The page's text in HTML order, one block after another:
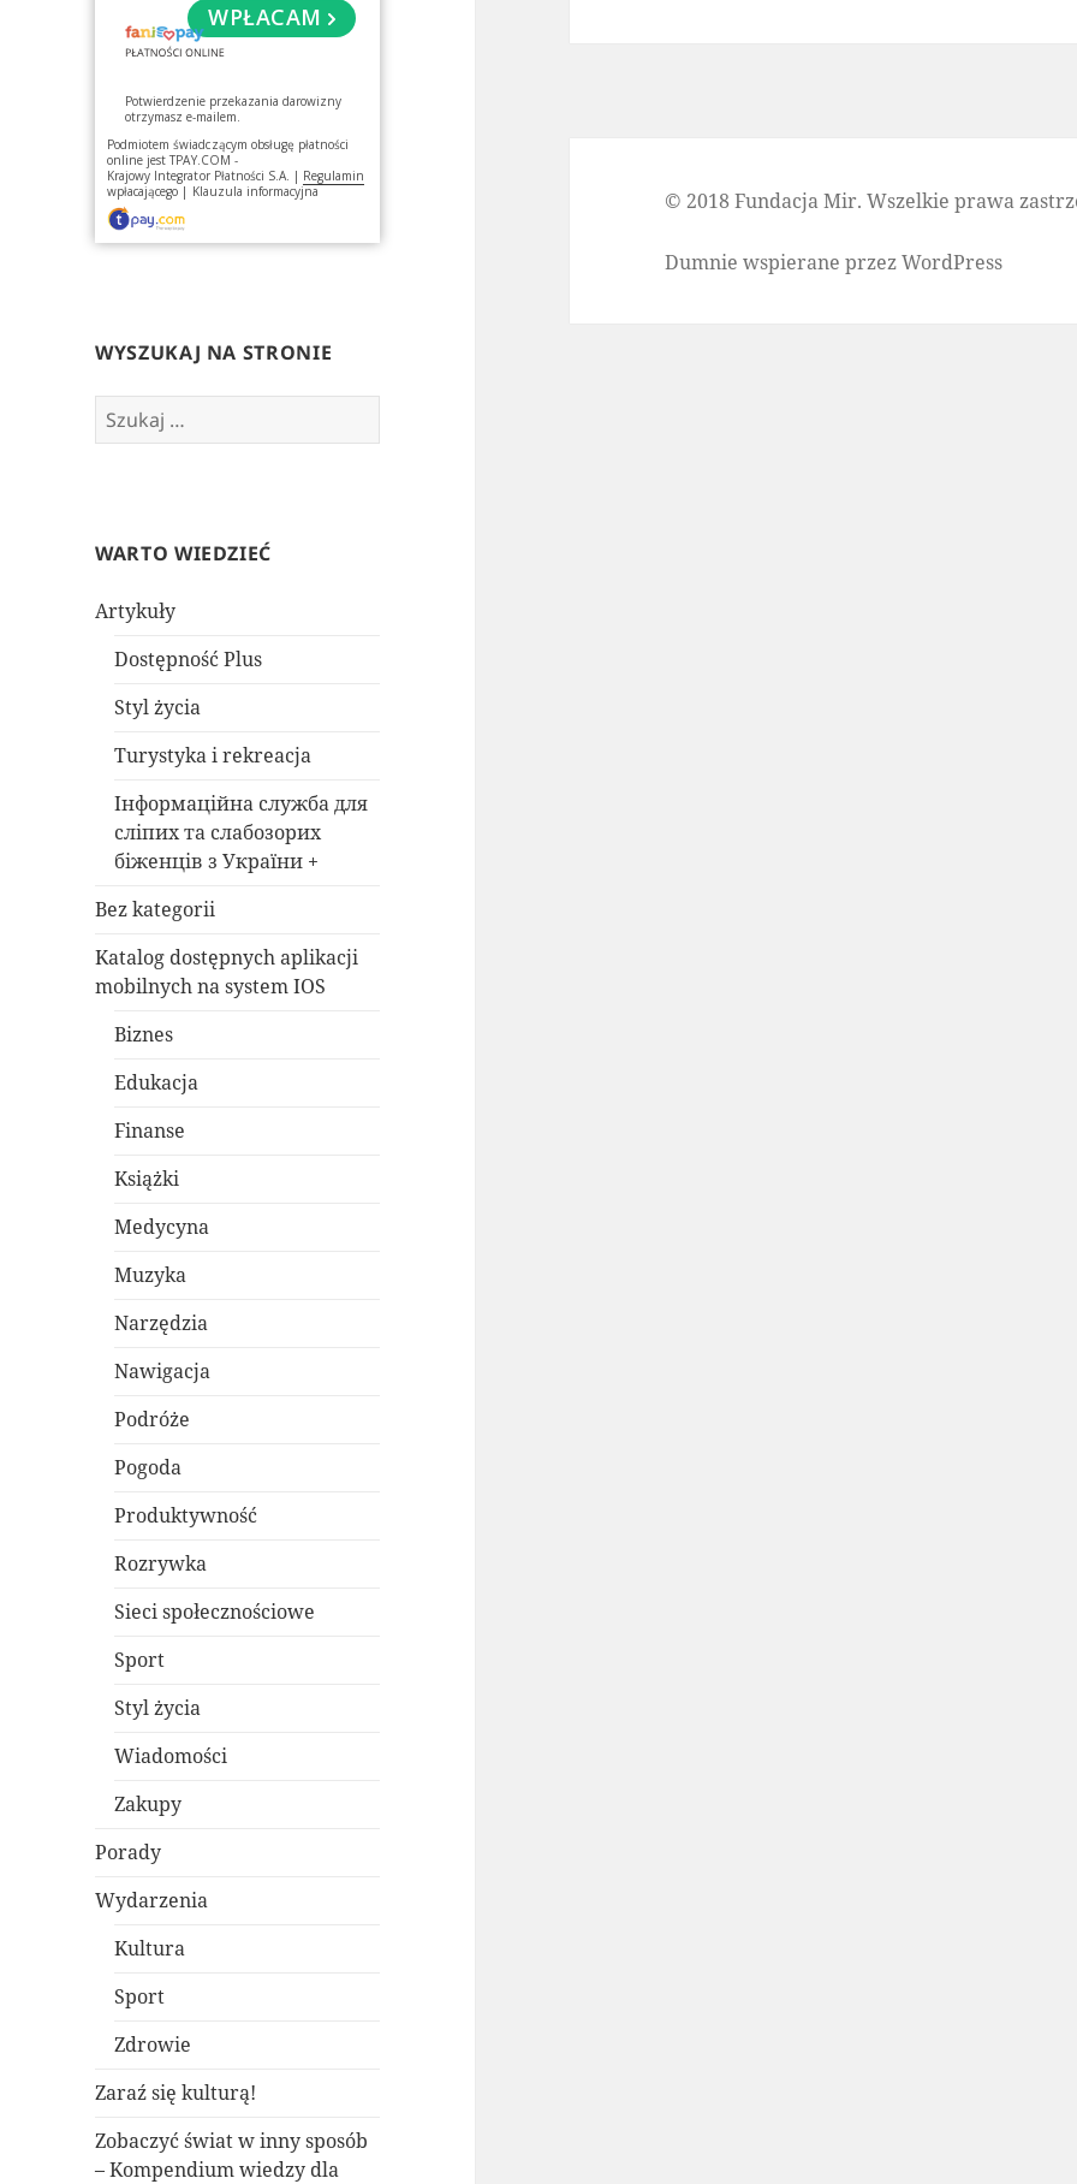
WPŁACAM
Potwierdzenie przekazania darowizny
otrzymasz e-mailem.
Podmiotem świadczącym obsługę płatności
online jestTPAY.COM -
Krajowy Integrator Płatności S.A. | Regulamin
wpłacającego | Klauzula informacyjna
WYSZUKAJ NA STRONIE
Szukaj:
WARTO WIEDZIEĆ
Artykuły
Dostępność Plus
Styl życia
Turystyka i rekreacja
Інформаційна служба для
сліпих та слабозорих
біженців з України +
Bez kategorii
Katalog dostępnych aplikacji
mobilnych na system IOS
Biznes
Edukacja
Finanse
Książki
Medycyna
Muzyka
Narzędzia
Nawigacja
Podróże
Pogoda
Produktywność
Rozrywka
Sieci społecznościowe
Sport
Styl życia
Wiadomości
Zakupy
Porady
Wydarzenia
Kultura
Sport
Zdrowie
Zaraź się kulturą!
Zobaczyć świat w inny sposób
– Kompendium wiedzy dla
© 2018 Fundacja Mir. Wszelkie prawa
Dumnie wspierane przez WordPress